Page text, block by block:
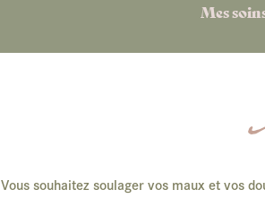
Mes
Vous souhaitez soulager vos maux et vos